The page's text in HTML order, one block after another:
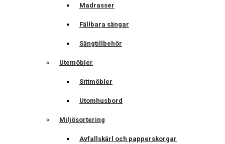
Madrasser
Fällbara sängar
Sängtillbehör
Utemöbler
Sittmöbler
Utomhusbord
Miljösortering
Avfallskärl och papperskorgar